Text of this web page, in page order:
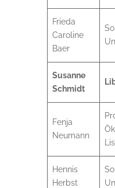
Frieda
Caroline
Baer
Susanne
Schmidt
Fenja
Neumann
Hennis
Herbst